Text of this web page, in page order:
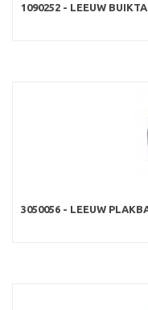
1090252 - LEEUW
3050056 - LEEUW